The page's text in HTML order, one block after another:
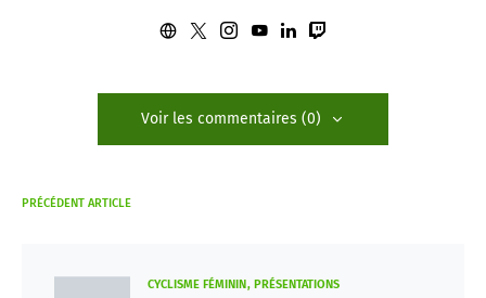
Voir les commentaires (0)
PRÉCÉDENT ARTICLE
CYCLISME FÉMININ PRÉSENTATIONS